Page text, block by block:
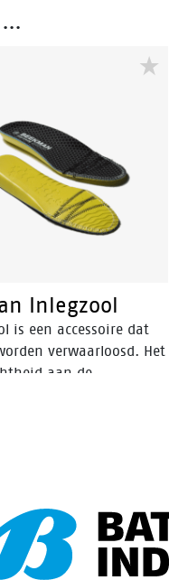
…
Inlegzool
is een accessoire dat
verwaarloosd. Het
aan de